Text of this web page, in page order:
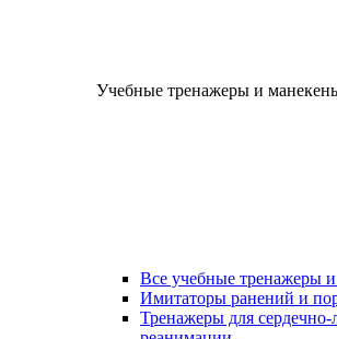
Учебные тренажеры и
Все учебные тренажеры
Имитаторы ранений и
Тренажеры для сердечно-